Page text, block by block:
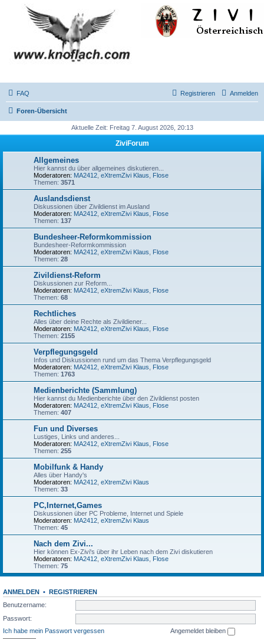
FAQ Anmelden
Registrieren
Foren-Übersicht
Aktuelle Zeit: Freitag 7. August 2026, 20:13
ZiviForum
Allgemeines
Hier kannst du über allgemeines diskutieren...
Moderatoren: MA2412 eXtremZivi Klaus
Flose
Themen: 3571
Auslandsdienst
Diskussionen über Zivildienst im Ausland
Moderatoren: MA2412 eXtremZivi Klaus
Flose
Themen: 137
Bundesheer-Reformkommission
Bundesheer-Reformkommission
Moderatoren: MA2412 eXtremZivi Klaus
Flose
Themen: 28
Zivildienst-Reform
Diskussionen zur Reform...
Moderatoren: MA2412 eXtremZivi Klaus
Flose
Themen: 68
Rechtliches
Alles über deine Rechte als Zivildiener...
Moderatoren: MA2412 eXtremZivi Klaus
Flose
Themen: 2155
Verpflegungsgeld
Infos und Diskussionen rund um das Thema Verpflegungsgeld
Moderatoren: MA2412 eXtremZivi Klaus
Flose
Themen: 1763
Medienberichte (Sammlung)
Hier kannst du Medienberichte über den Zivildienst posten
Moderatoren: MA2412 eXtremZivi Klaus
Flose
Themen: 407
Fun und Diverses
Lustiges, Links und anderes...
Moderatoren: MA2412 eXtremZivi Klaus
Flose
Themen: 255
Mobilfunk & Handy
Alles über Handy's
Moderatoren: MA2412 eXtremZivi Klaus
Themen: 33
PC,Internet,Games
Diskussionen über PC Probleme, Internet und Spiele
Moderatoren: MA2412 eXtremZivi Klaus
Themen: 45
Nach dem Zivi...
Hier können Ex-Zivi's über ihr Leben nach dem Zivi diskutieren
Moderatoren: MA2412 eXtremZivi Klaus
Flose
Themen: 75
ANMELDEN • REGISTRIEREN
Benutzername:
Passwort:
Ich habe mein Passwort vergessen
Angemeldet bleiben